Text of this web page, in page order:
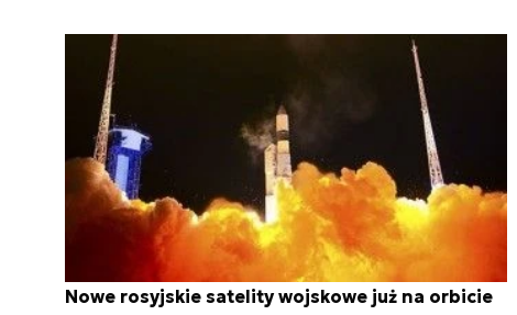
Nowe rosyjskie satelity wojskowe już na orbicie